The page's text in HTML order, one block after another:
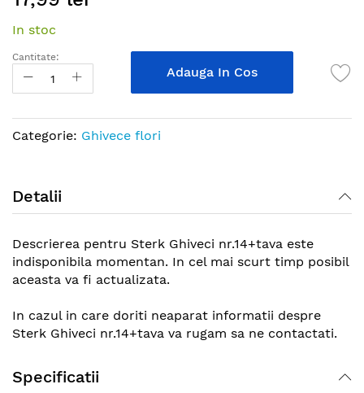
beginning
of
images
In stoc
Cantitate:
Adauga In Cos
Categorie: Ghivece flori
Detalii
Descrierea pentru Sterk Ghiveci nr.14+tava este
indisponibila momentan. In cel mai scurt timp posibil
aceasta va fi actualizata.
In cazul in care doriti neaparat informatii despre
Sterk Ghiveci nr.14+tava va rugam sa ne contactati.
Specificatii